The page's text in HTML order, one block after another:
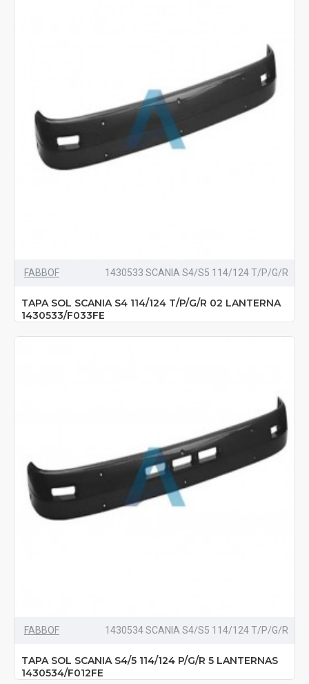
FABBOF 1430533 SCANIA S4/S5 114/124 T/P/G/R
TAPA SOL SCANIA S4 114/124 T/P/G/R 02 LANTERNA
1430533/F033FE
FABBOF 1430534 SCANIA S4/S5 114/124 T/P/G/R
TAPA SOL SCANIA S4/5 114/124 P/G/R 5 LANTERNAS
1430534/F012FE